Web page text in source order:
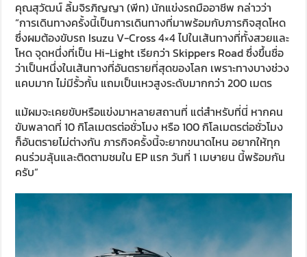
คุณสุวัฒน์ ลิ้มจิรภิญญา (พีท) นักแข่งรถมืออาชีพ กล่าวว่า
“การเดินทางครั้งนี้เป็นการเดินทางที่มาพร้อมกับภารกิจสุดโหด
ซึ่งผมต้องขับรถ Isuzu V-Cross 4×4 ไปในเส้นทางที่ทั้งสวยและ
โหด จุดหนึ่งที่เป็น Hi-Light เรียกว่า Skippers Road ซึ่งขึ้นชื่อ
ว่าเป็นหนึ่งในเส้นทางที่อันตรายที่สุดของโลก เพราะทางบางช่วง
แคบมาก ไม่มีรั้วกั้น แถมเป็นเหวสูงระดับมากกว่า 200 เมตร
แม้ผมจะเคยขับหรือแข่งมาหลายสถานที่ แต่สำหรับที่นี่ หากคน
ขับพลาดที่ 10 กิโลเมตรต่อชั่วโมง หรือ 100 กิโลเมตรต่อชั่วโมง
ก็อันตรายไม่ต่างกัน ภารกิจครั้งนี้จะยากขนาดไหน อยากให้ทุก
คนร่วมลุ้นและติดตามชมใน EP แรก วันที่ 1 เมษายน นี้พร้อมกัน
ครับ”